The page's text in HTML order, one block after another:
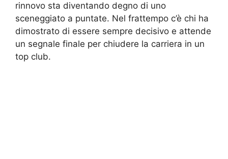
rinnovo sta diventando degno di uno
sceneggiato a puntate. Nel frattempo c’è chi ha
dimostrato di essere sempre decisivo e attende
un segnale finale per chiudere la carriera in un
top club.